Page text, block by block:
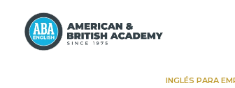
INGLÉS PARA